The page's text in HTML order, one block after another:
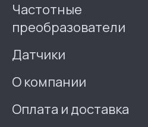
Частотные
преобразователи
Датчики
О компании
Оплата и доставка